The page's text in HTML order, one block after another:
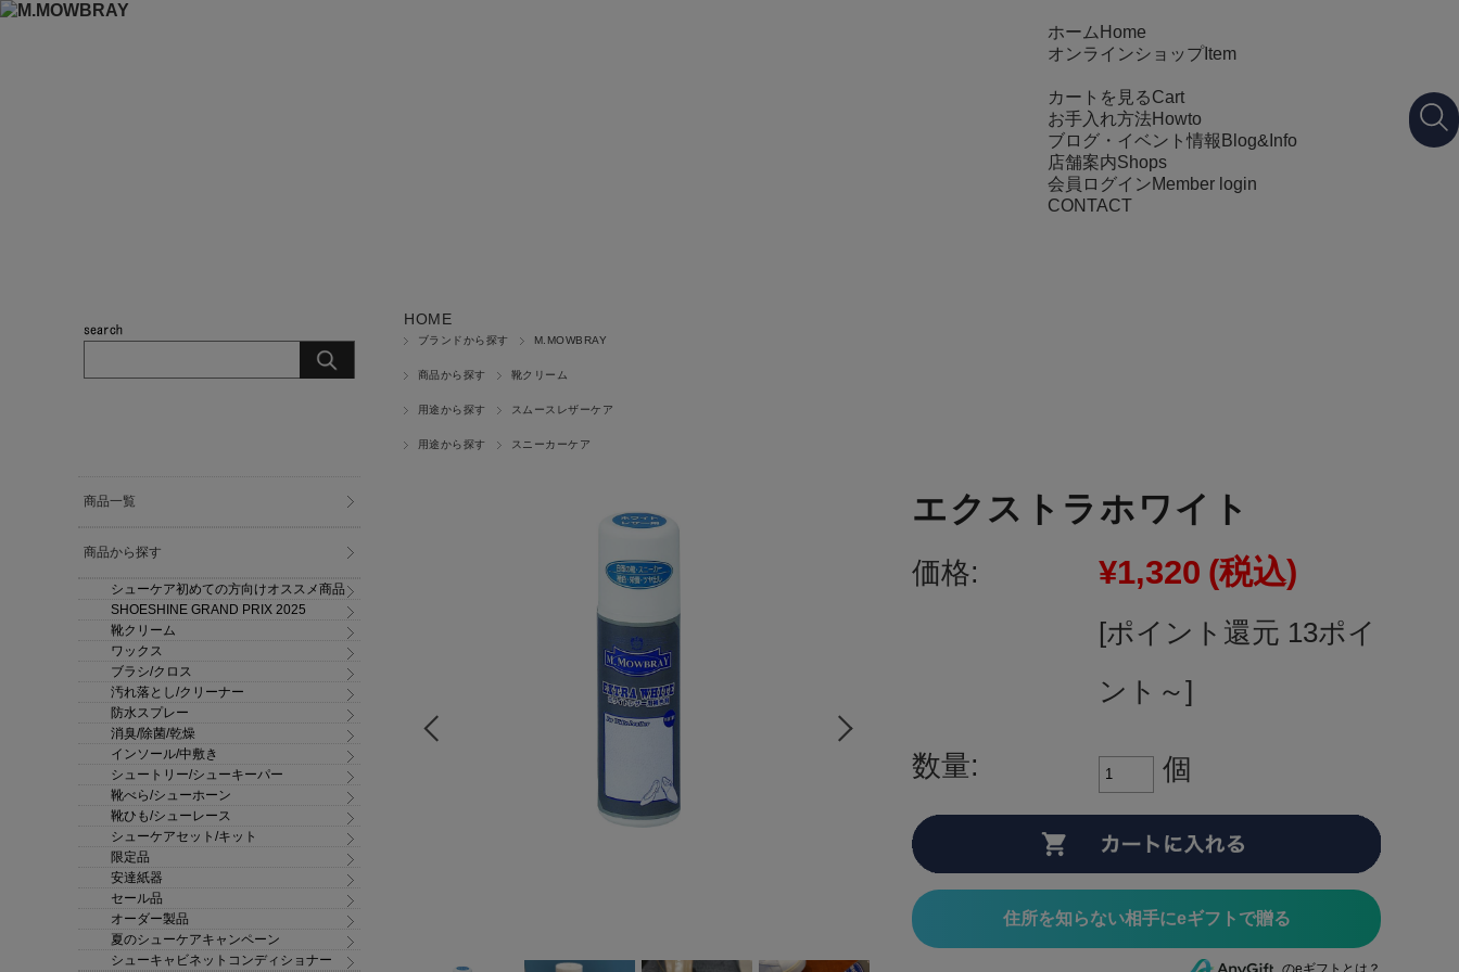
ホーム Home
オンラインショップItem
カートを見るCart
お手入れ方法Howto
ブログ・イベント情報 Blog&Info
店舗案内Shops
会員ログインMember login
CONTACT
HOME
ブランドから探す M.MOWBRAY
商品から探す 靴クリーム
用途から探す スムースレザーケア
用途から探す スニーカーケア
エクストラホワイト
価格: ¥1,320 (税込)
[ポイント還元 13ポイ
ント～]
数量: 個
住所を知らない相手にeギフトで贈る
のeギフトとは？
商品一覧
商品から探す
シューケア初めての方向けオススメ商品
SHOESHINE GRAND PRIX 2025
靴クリーム
ワックス
ブラシ/クロス
汚れ落とし/クリーナー
防水スプレー
消臭/除菌/乾燥
インソール/中敷き
シュートリー/シューキーパー
靴べら/シューホーン
靴ひも/シューレース
シューケアセット/キット
限定品
安達紙器
セール品
オーダー製品
夏のシューケアキャンペーン
シューキャビネットコンディショナー